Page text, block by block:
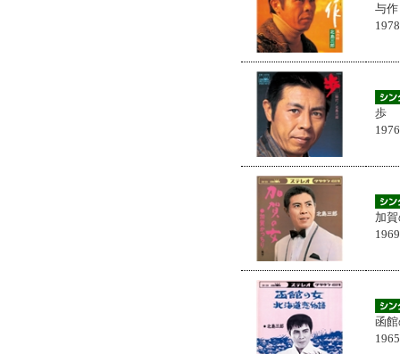
与作
歩
加
函